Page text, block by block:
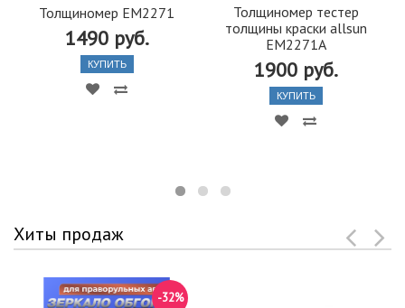
Толщиномер EM2271
1490 руб.
КУПИТЬ
Толщиномер тестер
толщины краски allsun
EM2271А
1900 руб.
КУПИТЬ
Хиты продаж
-32%